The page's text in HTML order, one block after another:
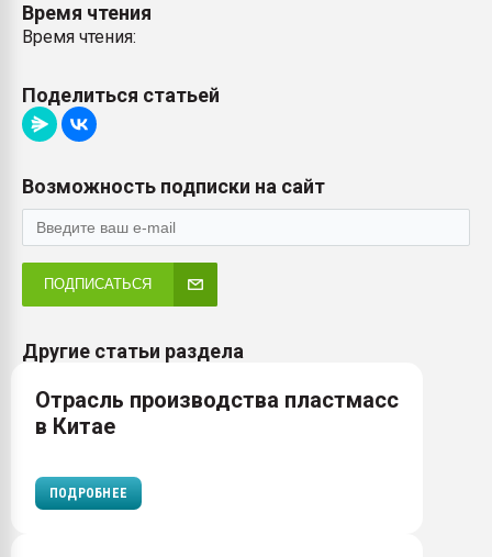
Время чтения
Время чтения:
Поделиться статьей
Возможность подписки на сайт
ПОДПИСАТЬСЯ
Другие статьи раздела
Отрасль производства пластмасс
в Китае
ПОДРОБНЕЕ